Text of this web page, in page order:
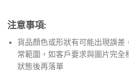
注意事項:
貨品顏色或形狀有可能出現誤差
常範圍，如客戶要求與圖片完全
狀態後再落單